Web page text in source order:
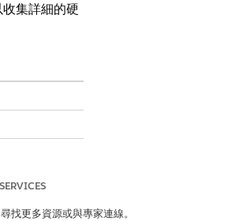
集詳細的硬
會使用註冊權
找更多資源或與專家連線。